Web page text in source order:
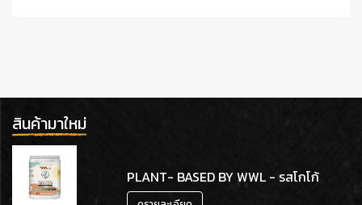
สินค้ามาใหม่
PLANT- BASED BY WWL - รสโกโก้